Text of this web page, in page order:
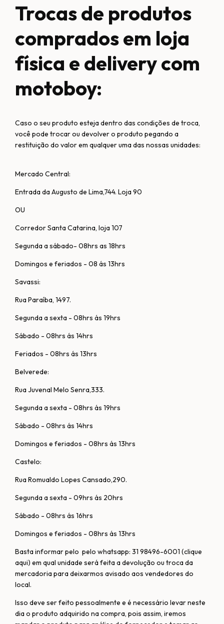
Trocas de produtos
comprados em loja
física e delivery com
motoboy:
Caso o seu produto esteja dentro das condições de troca,
você pode trocar ou devolver o produto pegando a
restituição do valor em qualquer uma das nossas unidades:
Mercado Central:
Entrada da Augusto de Lima,744. Loja 90
OU
Corredor Santa Catarina, loja 107
Segunda a sábado- 08hrs as 18hrs
Domingos e feriados - 08 ás 13hrs
Savassi:
Rua Paraíba, 1497.
Segunda a sexta - 08hrs ás 19hrs
Sábado - 08hrs ás 14hrs
Feriados - 08hrs ás 13hrs
Belverede:
Rua Juvenal Melo Senra,333.
Segunda a sexta - 08hrs ás 19hrs
Sábado - 08hrs ás 14hrs
Domingos e feriados - 08hrs ás 13hrs
Castelo:
Rua Romualdo Lopes Cansado,290.
Segunda a sexta - 09hrs ás 20hrs
Sábado - 08hrs ás 16hrs
Domingos e feriados - 08hrs ás 13hrs
Basta informar pelo pelo whatsapp: 31 98496-6001 (clique
aqui) em qual unidade será feita a devolução ou troca da
mercadoria para deixarmos avisado aos vendedores do
local.
Isso deve ser feito pessoalmente e é necessário levar neste
dia o produto adquirido na compra, pois assim, iremos